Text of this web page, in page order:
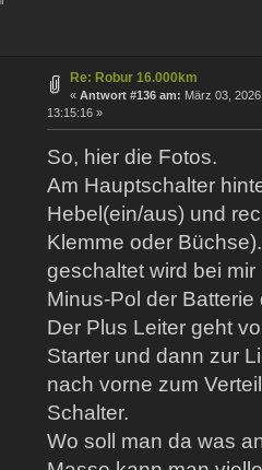
Re: Robur 16.000km
« Antwort #136 am: März 03,
13:15:16 »
So, hier die Fotos.
Am Hauptschalter
Hebel(ein/aus) und
Klemme oder
geschaltet wird bei
Minus-Pol der
Der Plus Leiter geht
Starter und dann zur
nach vorne zum
Schalter.
Wo soll man da was